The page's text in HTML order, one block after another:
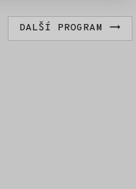
DALŠÍ PROGRAM